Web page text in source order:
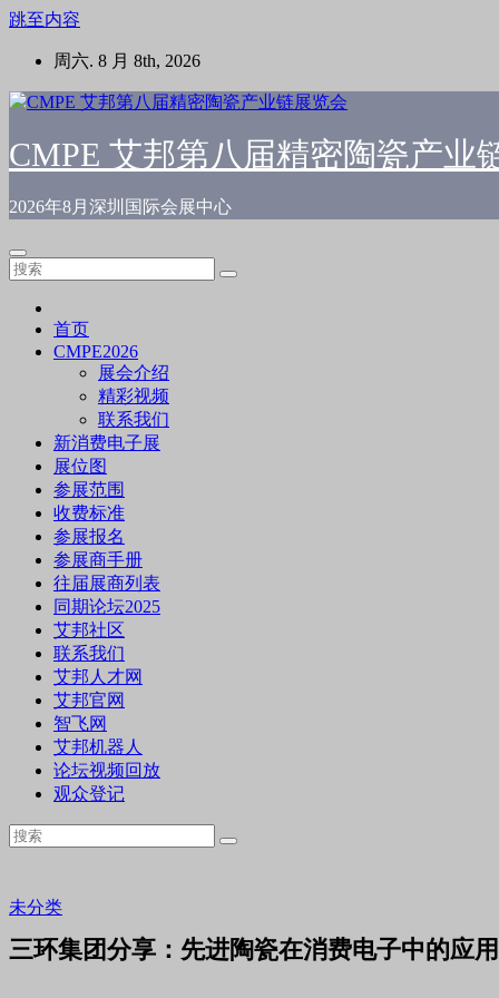
跳至内容
周六. 8 月 8th, 2026
CMPE 艾邦第八届精密陶瓷产业
2026年8月深圳国际会展中心
首页
CMPE2026
展会介绍
精彩视频
联系我们
新消费电子展
展位图
参展范围
收费标准
参展报名
参展商手册
往届展商列表
同期论坛2025
艾邦社区
联系我们
艾邦人才网
艾邦官网
智飞网
艾邦机器人
论坛视频回放
观众登记
未分类
三环集团分享：先进陶瓷在消费电子中的应